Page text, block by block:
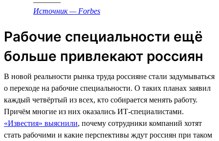
Источник — Forbes
Рабочие специальности ещё
больше привлекают россиян
В новой реальности рынка труда россияне стали задумываться
о переходе на рабочие специальности. О таких планах заявил
каждый четвёртый из всех, кто собирается менять работу.
Причём многие из них оказались ИТ-специалистами.
«Известия» выяснили, почему сотрудники компаний хотят
стать рабочими и какие перспективы ждут россиян при таком